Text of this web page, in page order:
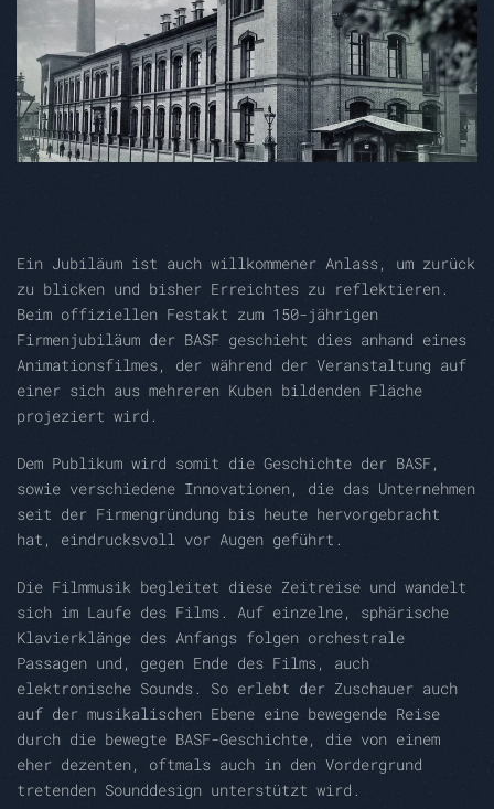
Ein Jubiläum ist auch willkommener Anlass, um zurück
zu blicken und bisher Erreichtes zu reflektieren.
Beim offiziellen Festakt zum 150-jährigen
Firmenjubiläum der BASF geschieht dies anhand eines
Animationsfilmes, der während der Veranstaltung auf
einer sich aus mehreren Kuben bildenden Fläche
projeziert wird.
Dem Publikum wird somit die Geschichte der BASF,
sowie verschiedene Innovationen, die das Unternehmen
seit der Firmengründung bis heute hervorgebracht
hat, eindrucksvoll vor Augen geführt.
Die Filmmusik begleitet diese Zeitreise und wandelt
sich im Laufe des Films. Auf einzelne, sphärische
Klavierklänge des Anfangs folgen orchestrale
Passagen und, gegen Ende des Films, auch
elektronische Sounds. So erlebt der Zuschauer auch
auf der musikalischen Ebene eine bewegende Reise
durch die bewegte BASF-Geschichte, die von einem
eher dezenten, oftmals auch in den Vordergrund
tretenden Sounddesign unterstützt wird.